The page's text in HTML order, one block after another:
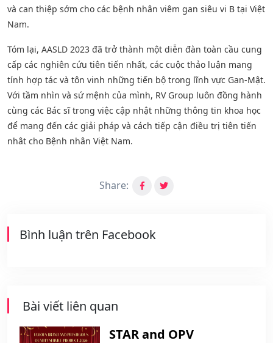
và can thiệp sớm cho các bệnh nhân viêm gan siêu vi B tại Việt
Nam.
Tóm lại, AASLD 2023 đã trở thành một diễn đàn toàn cầu cung
cấp các nghiên cứu tiên tiến nhất, các cuộc thảo luận mang
tính hợp tác và tôn vinh những tiến bộ trong lĩnh vực Gan-Mật.
Với tầm nhìn và sứ mệnh của mình, RV Group luôn đồng hành
cùng các Bác sĩ trong việc cập nhật những thông tin khoa học
để mang đến các giải pháp và cách tiếp cận điều trị tiên tiến
nhât cho Bệnh nhân Việt Nam.
Share:
Bình luận trên Facebook
Bài viết liên quan
STAR and OPV